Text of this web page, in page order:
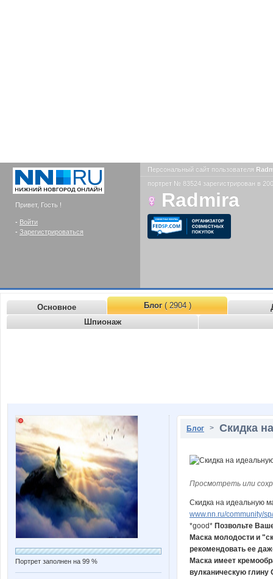
Привет, Гость !
- Войти
- Зарегистрироваться
Персональный сайт пользователя
портрет № 83524 зарегистрирован в
Radmira
Основное Блог( 2904 )
Шпионаж
Портрет заполнен на 99 %
Блог > Скидка
Просмотреть или
Скидка на идеальную
www.nn.ru/community/
*good* Позвольте
Маска молодости и
рекомендовать ее
Маска имеет
вулканическую глину